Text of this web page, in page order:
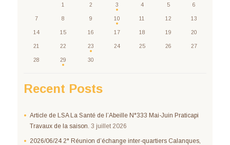
1 2 3 4 5 6
7 8 9 10 11 12 13
14 15 16 17 18 19 20
21 22 23 24 25 26 27
28 29 30
Recent Posts
Article de LSA La Santé de l’Abeille N°333 Mai-Juin Praticapi
Travaux de la saison. 3 juillet 2026
2026/06/24 2° Réunion d’échange inter-quartiers Calanques,